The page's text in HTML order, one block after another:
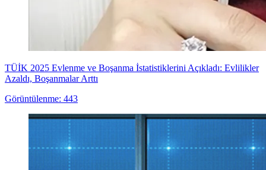
TÜİK 2025 Evlenme ve Boşanma İstatistiklerini Açıkladı: Evlilikler
Azaldı, Boşanmalar Arttı
Görüntülenme: 443